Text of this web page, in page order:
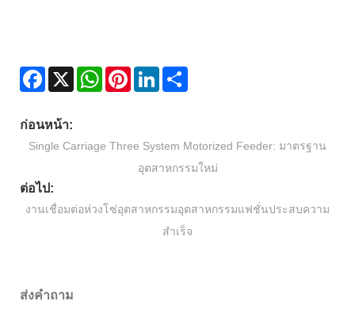
Facebook
X WhatsAppPinterestLinkedIn
ก่อนหน้า:
Single Carriage Three System Motorized Feeder: มาตรฐาน
อุตสาหกรรมใหม่
ต่อไป:
งานเชื่อมต่อห่วงโซ่อุตสาหกรรมอุตสาหกรรมแฟชั่นประสบความ
สำเร็จ
ส่งคำถาม